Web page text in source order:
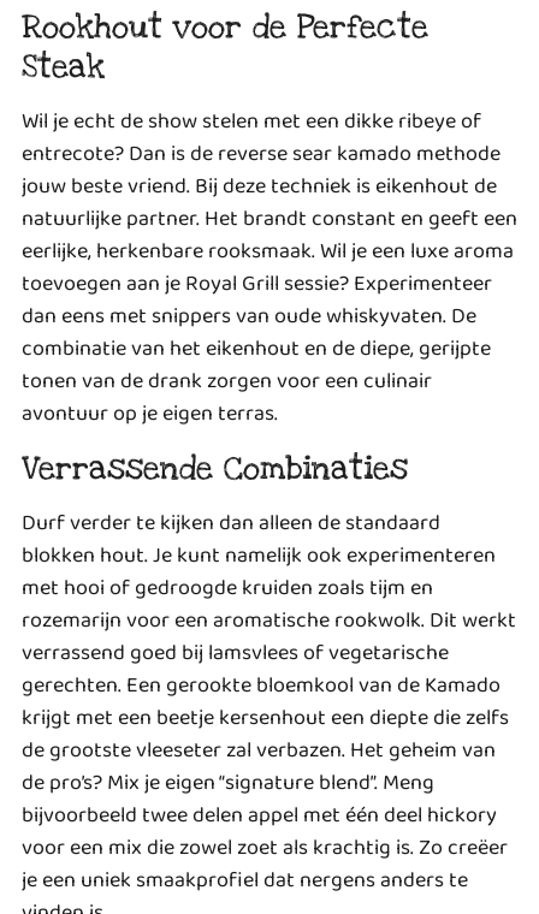
Rookhout voor de Perfecte
Steak
Wil je echt de show stelen met een dikke ribeye of
entrecote? Dan is dereverse sear kamado methode
jouw beste vriend. Bij deze techniek is eikenhout de
natuurlijke partner. Het brandt constant en geeft een
eerlijke, herkenbare rooksmaak. Wil je een luxe aroma
toevoegen aan je Royal Grill sessie? Experimenteer
dan eens met snippers van oude whiskyvaten. De
combinatie van het eikenhout en de diepe, gerijpte
tonen van de drank zorgen voor een culinair
avontuur op je eigen terras.
Verrassende Combinaties
Durf verder te kijken dan alleen de standaard
blokken hout. Je kunt namelijk ook experimenteren
met hooi of gedroogde kruiden zoals tijm en
rozemarijn voor een aromatische rookwolk. Dit werkt
verrassend goed bij lamsvlees of vegetarische
gerechten. Een gerookte bloemkool van de Kamado
krijgt met een beetje kersenhout een diepte die zelfs
de grootste vleeseter zal verbazen. Het geheim van
de pro’s? Mix je eigen “signature blend”. Meng
bijvoorbeeld twee delen appel met één deel hickory
voor een mix die zowel zoet als krachtig is. Zo creëer
je een uniek smaakprofiel dat nergens anders te